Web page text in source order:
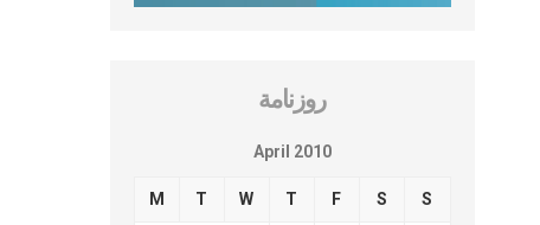
روزنامة
April 2010
M T W T F S S